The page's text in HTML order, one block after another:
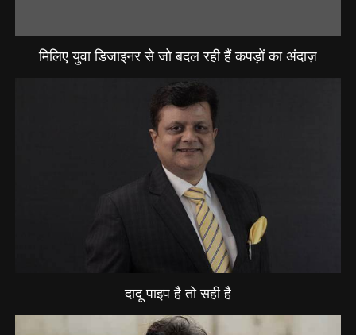
मिलिए युवा डिजाइनर से जो बदल रही हैं कपड़ों का अंदाज़
दादू पाइप है तो सही है